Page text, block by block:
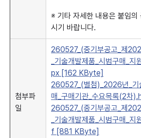
※ 기타 자세한 내용은 붙임의
시기 바랍니다.
첨부파
일
260527_(중기부공고_제
_기술개발제품_시범구매_
px [162 KByte]
260527_(별첨)_2026년_기
매_구매기관_수요목록(2
260527_(중기부공고_제
_기술개발제품_시범구매_
f [881 KByte]